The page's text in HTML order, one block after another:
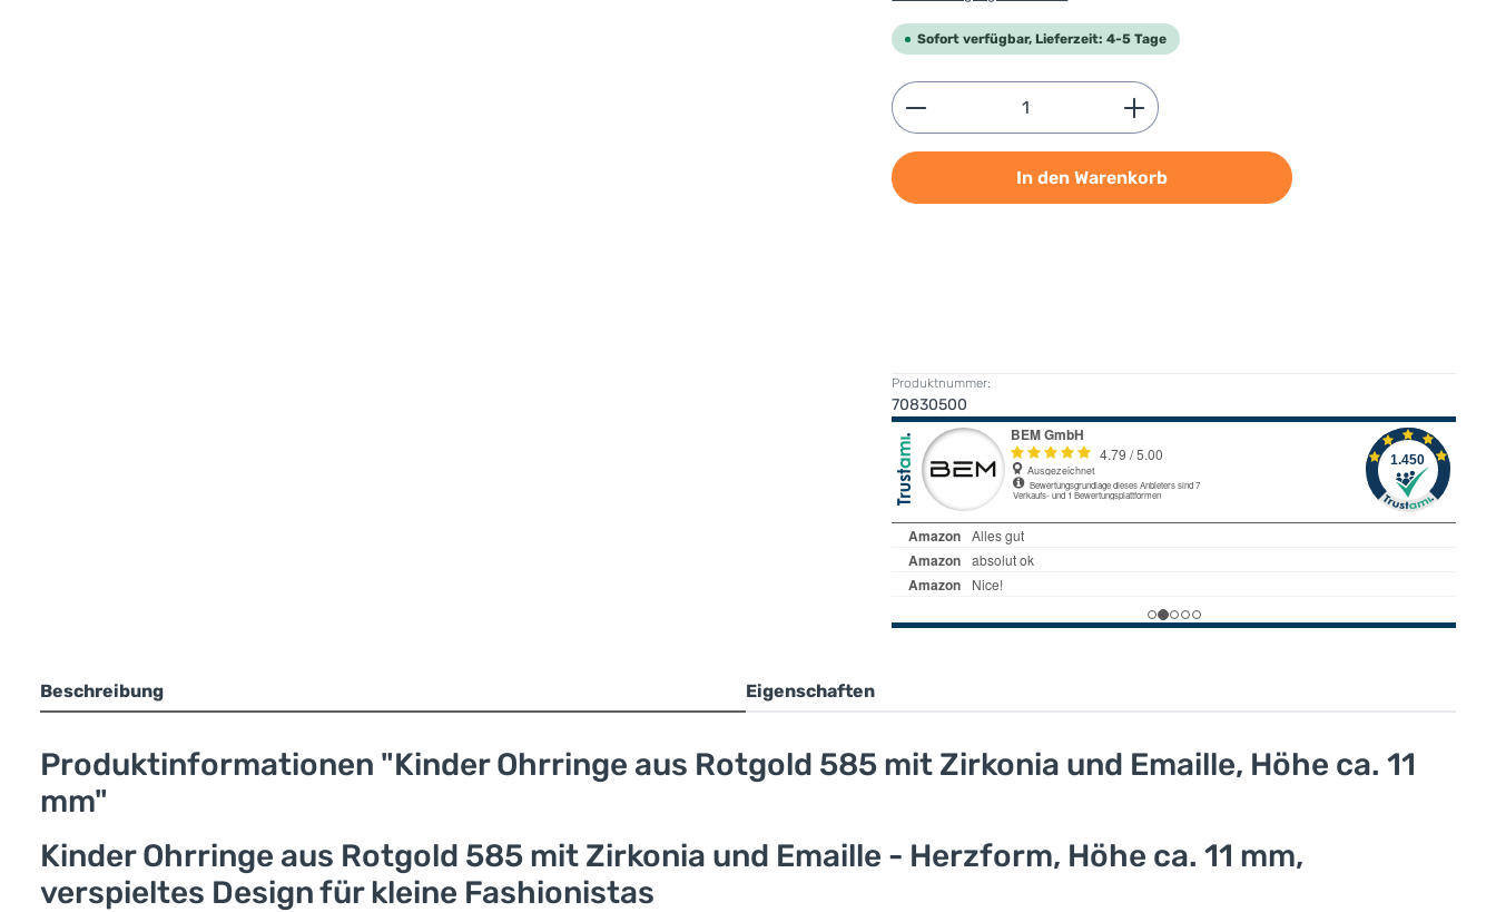
Sofort verfügbar, Lieferzeit: 4-5 Tage
Produkt Anzahl: Gib den gewünschten Wert ein
In den Warenkorb
Produktnummer:
70830500
Beschreibung Eigenschaften
Produktinformationen "Kinder Ohrringe aus Rotgold 585 mit Zirkonia und Emaille, Höhe ca. 11
mm"
Kinder Ohrringe aus Rotgold 585 mit Zirkonia und Emaille - Herzform, Höhe ca. 11 mm,
verspieltes Design für kleine Fashionistas